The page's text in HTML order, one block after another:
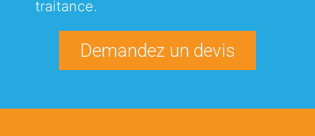
traitance.
Demandez un devis